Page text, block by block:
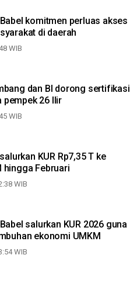
komitmen perluas akses
di daerah
WIB
dan BI dorong sertifikasi
pempek 26 Ilir
WIB
KUR Rp7,35 T ke
hingga Februari
WIB
salurkan KUR 2026 guna
ekonomi UMKM
WIB